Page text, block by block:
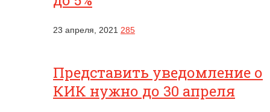
23 апреля, 2021 285
Представить уведомление о
КИК нужно до 30 апреля